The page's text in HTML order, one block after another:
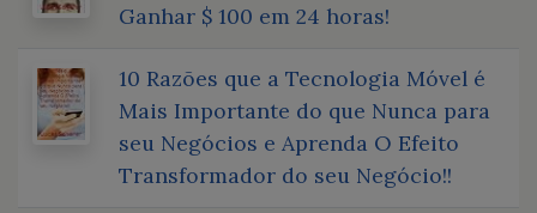
Ganhar $ 100 em 24 horas!
10 Razões que a Tecnologia Móvel é
Mais Importante do que Nunca para
seu Negócios e Aprenda O Efeito
Transformador do seu Negócio!!